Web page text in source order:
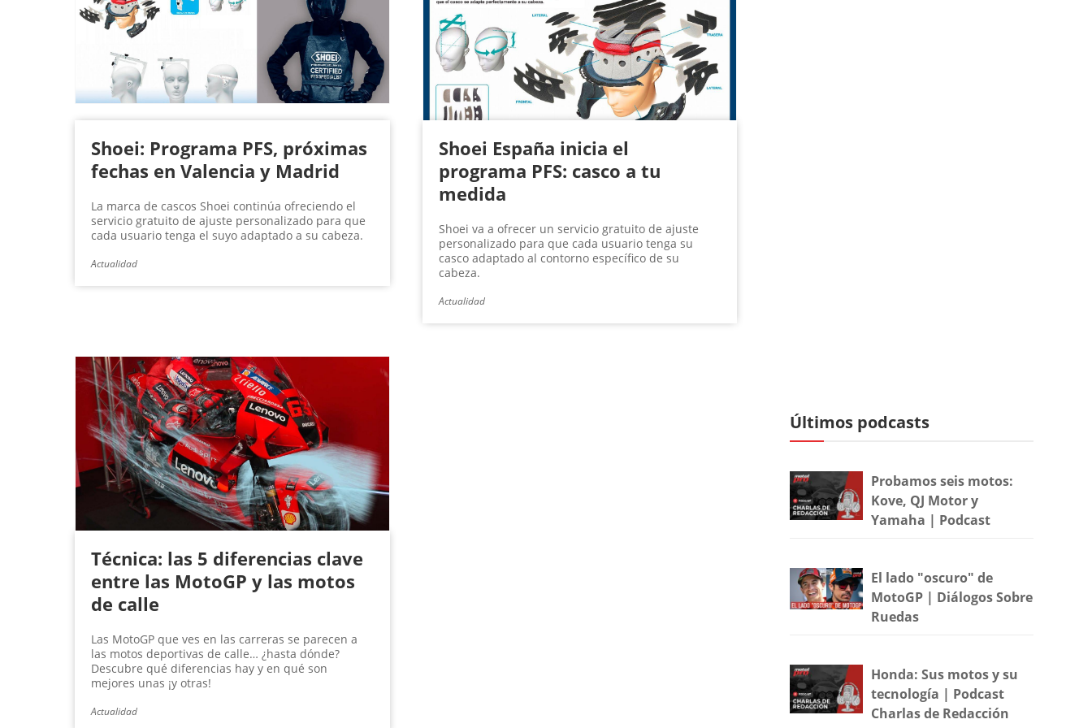
Shoei: Programa PFS, próximas
fechas en Valencia y Madrid
La marca de cascos Shoei continúa ofreciendo el
servicio gratuito de ajuste personalizado para que
cada usuario tenga el suyo adaptado a su cabeza.
Actualidad
Shoei España inicia el
programa PFS: casco a tu
medida
Shoei va a ofrecer un servicio gratuito de ajuste
personalizado para que cada usuario tenga su
casco adaptado al contorno específico de su
cabeza.
Actualidad
Técnica: las 5 diferencias clave
entre las MotoGP y las motos
de calle
Las MotoGP que ves en las carreras se parecen a
las motos deportivas de calle… ¿hasta dónde?
Descubre qué diferencias hay y en qué son
mejores unas ¡y otras!
Actualidad
Últimos podcasts
Probamos seis motos:
Kove, QJ Motor y
Yamaha | Podcast
El lado "oscuro" de
MotoGP | Diálogos Sobre
Ruedas
Honda: Sus motos y su
tecnología | Podcast
Charlas de Redacción